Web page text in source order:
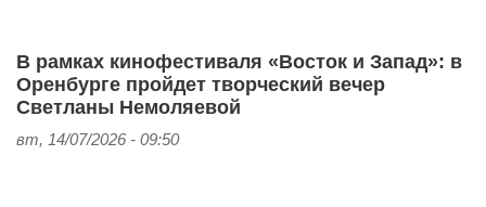
В рамках кинофестиваля «Восток и Запад»: в
Оренбурге пройдет творческий вечер
Светланы Немоляевой
вт, 14/07/2026 - 09:50